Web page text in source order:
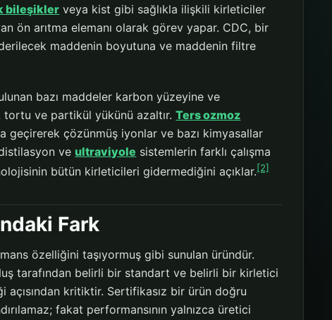
bileşikler veya kist gibi sağlıkla ilişkili kirleticiler
ön arıtma elemanı olarak görev yapar. CDC, bir
maddenin boyutuna ve maddenin filtre
bazı maddeler karbon yüzeyine ve
tortu ve partikül yükünü azaltır.Ters ozmoz
geçirerek çözünmüş iyonlar ve bazı kimyasallar
ve ultraviyole sistemlerin farklı çalışma
bütün kirleticileri gidermediğini açıklar.[2]
Fark
özelliğini taşıyormuş gibi sunulan üründür.
tarafından belirli bir standart ve belirli bir kirletici
açısından kritiktir. Sertifikasız bir ürün doğru
fakat performansının yalnızca üretici